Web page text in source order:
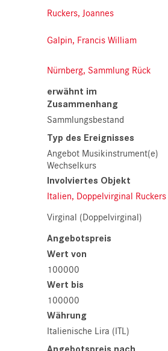
Ruckers, Joannes
Galpin, Francis William
Nürnberg, Sammlung Rück
erwähnt im
Zusammenhang
Sammlungsbestand
Typ des Ereignisses
Angebot Musikinstrument(e)
Wechselkurs
Involviertes Objekt
Italien, Doppelvirginal Ruckers
Virginal (Doppelvirginal)
Angebotspreis
Wert von
100000
Wert bis
100000
Währung
Italienische Lira (ITL)